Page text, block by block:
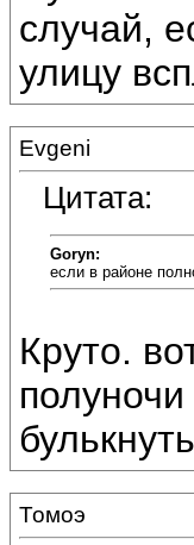
случай,
улицу
Evgeni
Цитата:
Goryn:
если в районе
Круто.
Томоэ